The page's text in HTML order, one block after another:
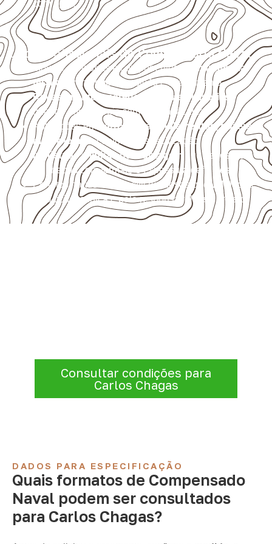
com água.
Usos profissionais do Compensado Naval
Móveis, divisórias e componentes de
marcenaria
técnica
, conforme exposição e acabamento.
Revestimentos, paredes, pisos e divisórias
quando compatíveis com a ficha técnica.
Aplicações em
carrocerias, implementos, trailers e
motorhomes, conforme especificação.
Indústrias e linhas de montagem
que necessitam
de chapas com formato e espessura definidos.
Projetos náuticos específicos, desde que validados
pela ficha técnica e pelo responsável pelo projeto.
Consultar condições para
Carlos Chagas
DADOS PARA ESPECIFICAÇÃO
Quais formatos de Compensado
Naval podem ser consultados
para Carlos Chagas?